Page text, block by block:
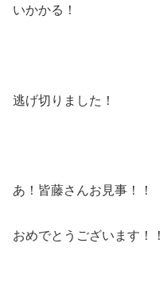
いかかる！
逃げ切りました！
あ！皆藤さんお見事！！
おめでとうございます！！